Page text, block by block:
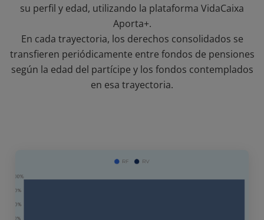
su perfil y edad, utilizando la plataforma VidaCaixa
Aporta+.
En cada trayectoria, los derechos consolidados se
transfieren periódicamente entre fondos de pensiones
según la edad del partícipe y los fondos contemplados
en esa trayectoria.